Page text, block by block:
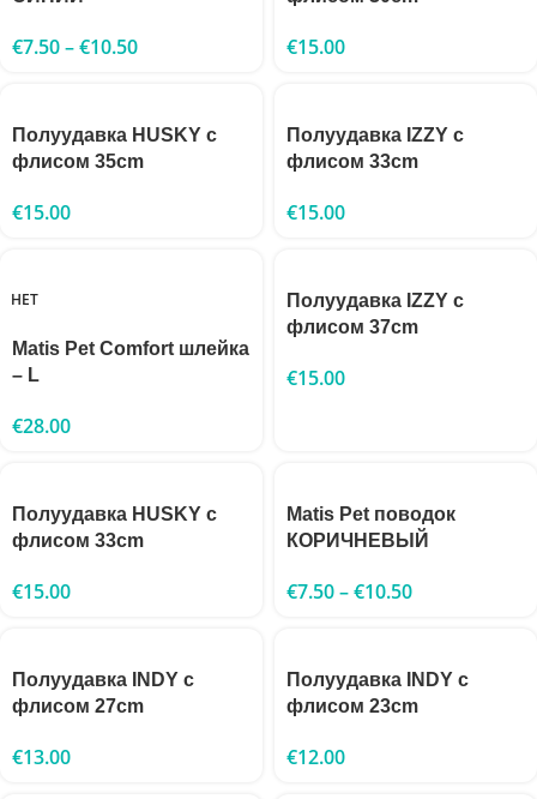
€7.50–€10.50 €15.00
Полуудавка HUSKY с
флисом 35cm
€15.00
Полуудавка IZZY с
флисом 33cm
€15.00
НЕТ
Matis Pet Comfort шлейка
– L
€28.00
Полуудавка IZZY с
флисом 37cm
€15.00
Полуудавка HUSKY с
флисом 33cm
€15.00
Matis Pet поводок
КОРИЧНЕВЫЙ
€7.50–€10.50
Полуудавка INDY с
флисом 27cm
€13.00
Полуудавка INDY с
флисом 23cm
€12.00